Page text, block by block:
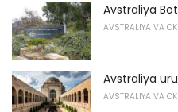
Avstraliya
AVSTRALIYA VA
Avstraliya
AVSTRALIYA VA